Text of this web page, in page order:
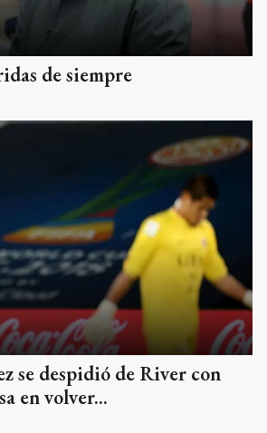
de siempre
se despidió de River con
en volver...